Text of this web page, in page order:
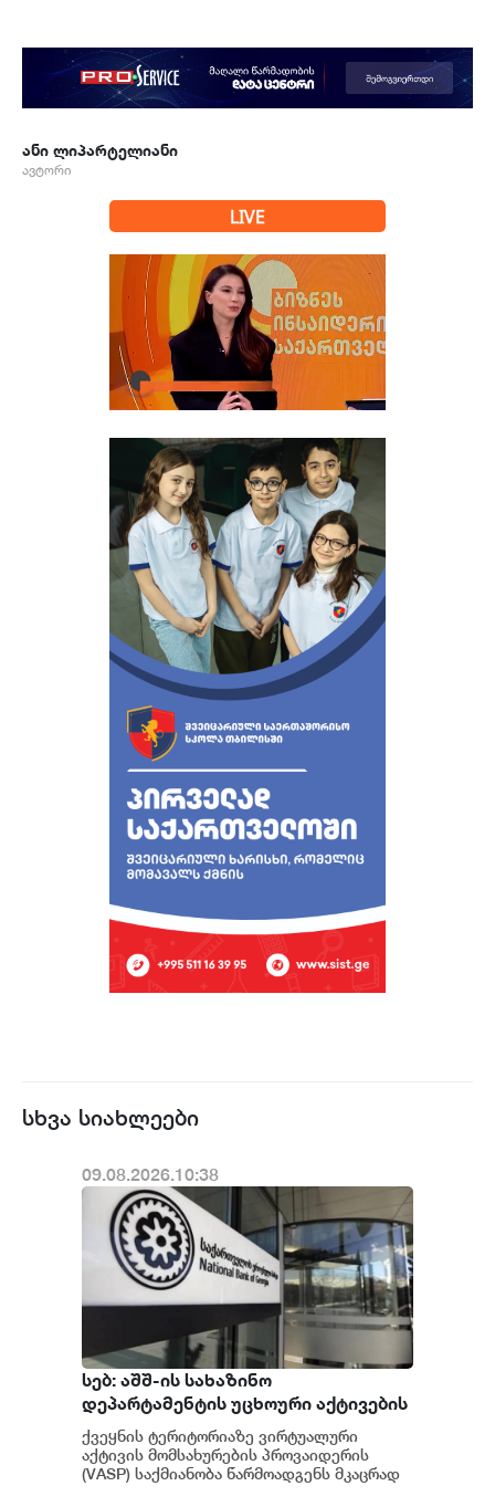
ანი ლიპარტელიანი
ავტორი
LIVE
სხვა სიახლეები
09.08.2026.10:38
სებ: აშშ-ის სახაზინო
დეპარტამენტის უცხოური აქტივების
კონტროლის ოფისის (OFAC) მიერ
სანქცირებული პირი არ
წარმოადგენს საქართველოს
ქვეყნის ტერიტორიაზე ვირტუალური
აქტივის მომსახურების პროვაიდერის
(VASP) საქმიანობა წარმოადგენს მკაცრად